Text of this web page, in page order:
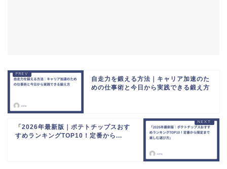
自走力を鍛える方法｜キャリア加速のた
めの仕事術と今日から実践できる鍛え方
「2026年最新版｜ポテトチップスおす
すめランキングTOP10！定番から...